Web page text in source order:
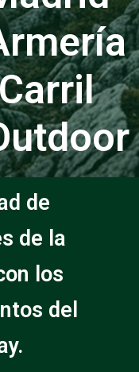
de
de la
los
del